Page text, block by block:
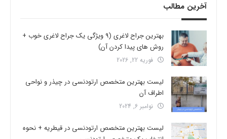
آخرین مطالب
بهترین جراح لاغری (9 ویژگی یک جراح لاغری خوب +
روش های پیدا کردن آن)
فوریه 22, 2026
لیست بهترین متخصص ارتودنسی در چیذر و نواحی
اطراف آن
نوامبر 6, 2024
لیست بهترین متخصص ارتودنسی در قیطریه + نحوه